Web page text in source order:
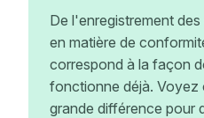
De l'enregistrement
en matière de
correspond à la façon
fonctionne déjà. Voyez
grande différence pour